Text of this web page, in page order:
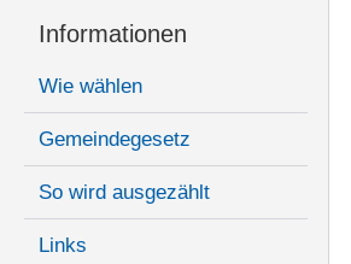
Informationen
Wie wählen
Gemeindegesetz
So wird ausgezählt
Links